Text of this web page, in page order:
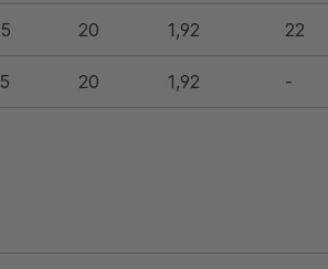
20 1,92 22
20 1,92 -